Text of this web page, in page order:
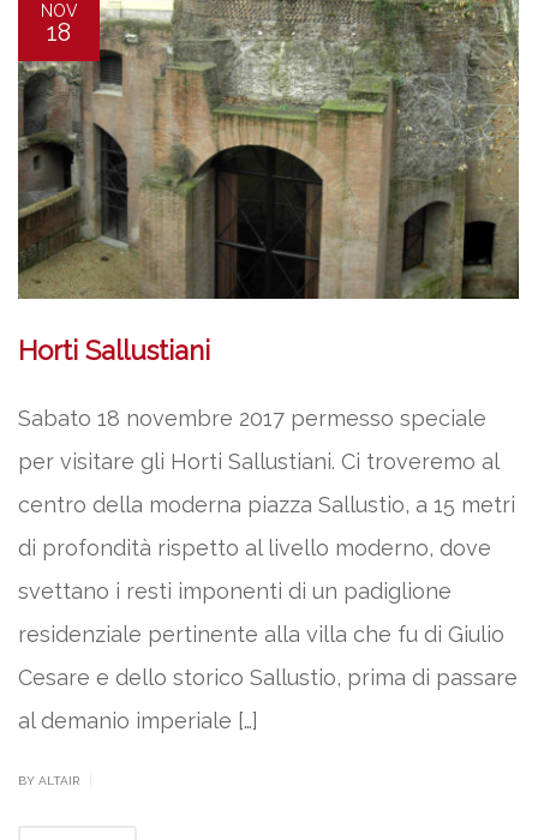
NOV
18
Horti Sallustiani
Sabato 18 novembre 2017 permesso speciale
per visitare gli Horti Sallustiani. Ci troveremo al
centro della moderna piazza Sallustio, a 15 metri
di profondità rispetto al livello moderno, dove
svettano i resti imponenti di un padiglione
residenziale pertinente alla villa che fu di Giulio
Cesare e dello storico Sallustio, prima di passare
al demanio imperiale […]
BY ALTAIR